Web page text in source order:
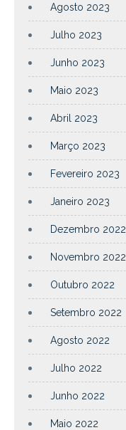
Agosto 2023
Julho 2023
Junho 2023
Maio 2023
Abril 2023
Março 2023
Fevereiro 2023
Janeiro 2023
Dezembro 2022
Novembro 2022
Outubro 2022
Setembro 2022
Agosto 2022
Julho 2022
Junho 2022
Maio 2022